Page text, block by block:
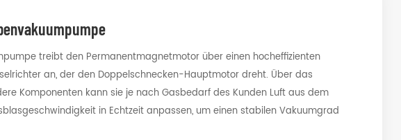
treibt den Permanentmagnetmotor über einen hocheffizienten
an, der den Doppelschnecken-Hauptmotor dreht. Über das
Komponenten kann sie je nach Gasbedarf des Kunden Luft aus dem
in Echtzeit anpassen, um einen stabilen Vakuumgrad